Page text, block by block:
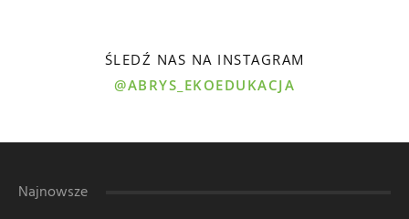
ŚLEDŹ NAS NA INSTAGRAM
@ABRYS_EKOEDUKACJA
Najnowsze